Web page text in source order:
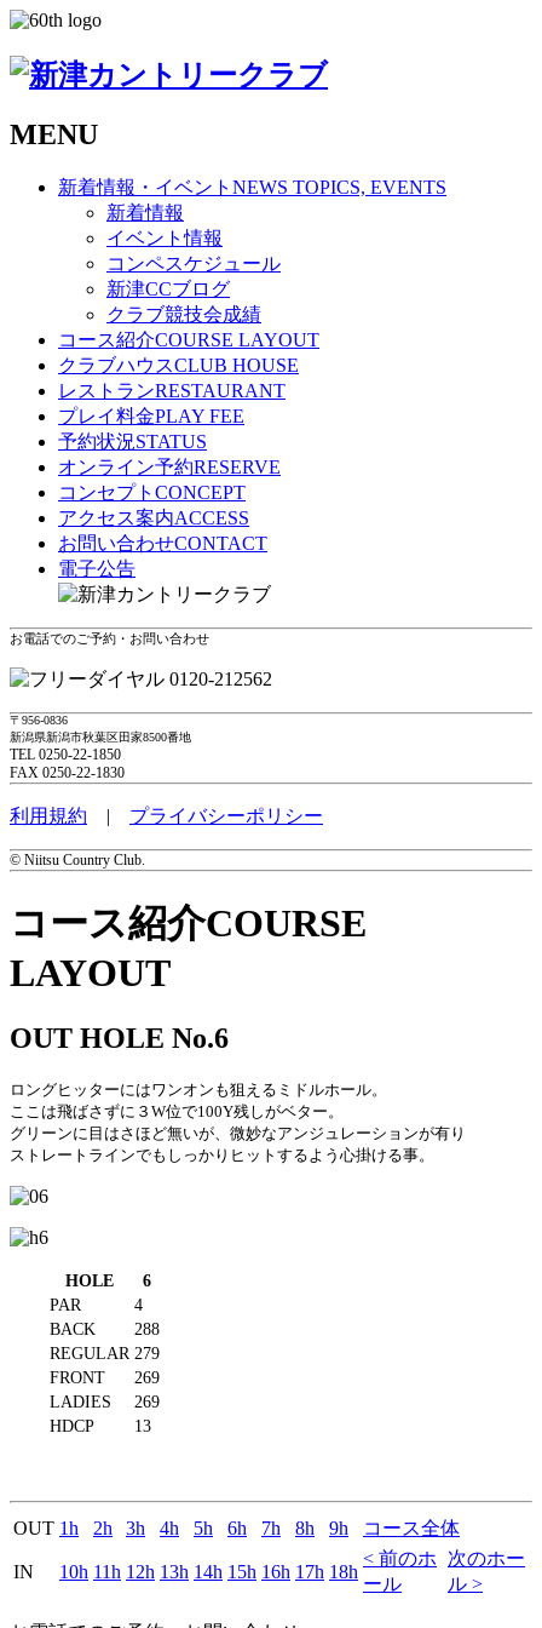
MENU
新着情報・イベント NEWS TOPICS, EVENTS
新着情報
イベント情報
コンペスケジュール
新津CCブログ
クラブ競技会成績
コース紹介COURSE LAYOUT
クラブハウスCLUB HOUSE
レストランRESTAURANT
プレイ料金PLAY FEE
予約状況STATUS
オンライン予約RESERVE
コンセプト CONCEPT
アクセス案内ACCESS
お問い合わせCONTACT
電子公告
お電話でのご予約・お問い合わせ
0120-212562
〒956-0836
新潟県新潟市秋葉区田家8500番地
TEL 0250-22-1850
FAX 0250-22-1830
利用規約 | プライバシーポリシー
© Niitsu Country Club.
コース紹介COURSE
LAYOUT
OUT HOLE No.6
ロングヒッターにはワンオンも狙えるミドルホール。
ここは飛ばさずに３W位で100Y残しがベター。
グリーンに目はさほど無いが、微妙なアンジュレーションが有り
ストレートラインでもしっかりヒットするよう心掛ける事。
HOLE
6
PAR
4
BACK
288
REGULAR 279
FRONT
269
LADIES
269
HDCP
13
OUT 1h 2h 3h 4h 5h 6h 7h 8h 9h コース全体
IN 10h 11h 12h 13h 14h 15h 16h 17h 18h
< 前のホ
ール
次のホー
ル >